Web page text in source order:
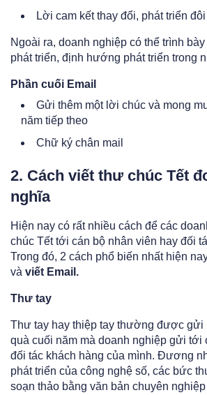
Lời cam kết thay đổi, phát triển
Ngoài ra, doanh nghiệp có thể trình
phát triển, định hướng phát triển trong
Phần cuối Email
Gửi thêm một lời chúc và mong
năm tiếp theo
Chữ ký chân mail
2. Cách viết thư chúc Tết
nghĩa
Hiện nay có rất nhiều cách để các
chúc Tết tới cán bộ nhân viên hay đối
Trong đó, 2 cách phổ biến nhất hiện
và viết Email.
Thư tay
Thư tay hay thiệp tay thường được gửi
quà cuối năm mà doanh nghiệp gửi tới
đối tác khách hàng của mình. Đương
phát triển của công nghệ số, các bức
soạn thảo bằng văn bản chuyên